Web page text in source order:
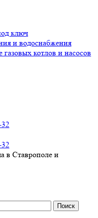
ключ
и водоснабжения
котлов и насосов
в Ставрополе и
Поиск